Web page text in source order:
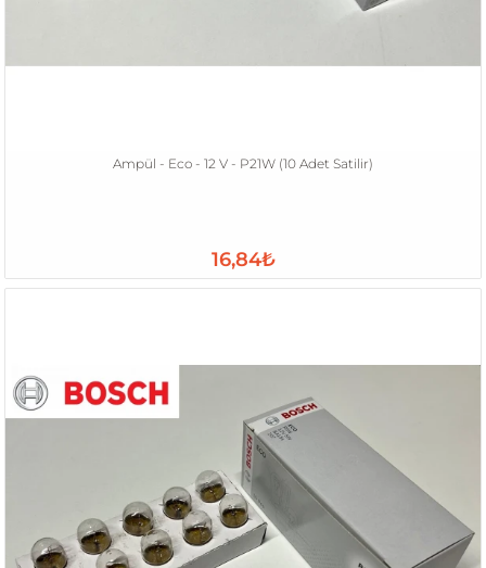
Ampül - Eco - 12 V - P21W (10 Adet Satilir)
16,84₺